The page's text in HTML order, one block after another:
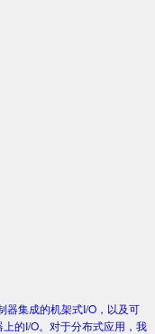
器集成的机架式I/O，以及可
的I/O。对于分布式应用，我